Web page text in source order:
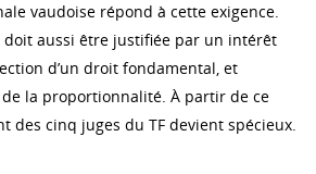
vaudoise répond à cette exigence.
aussi être justifiée par un intérêt
d’un droit fondamental, et
la proportionnalité. À partir de ce
des cinq juges du TF devient spécieux.